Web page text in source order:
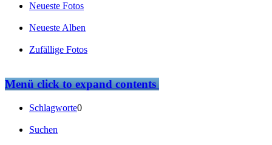
Neueste Fotos
Neueste Alben
Zufällige Fotos
Menüclick to expand contents
Schlagworte0
Suchen